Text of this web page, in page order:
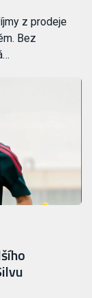
z prodeje
Bez